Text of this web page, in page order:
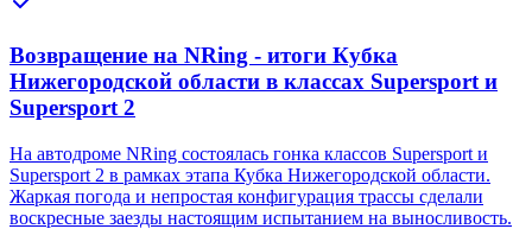
Возвращение на NRing - итоги Кубка
Нижегородской области в классах Supersport и
Supersport 2
На автодроме NRing состоялась гонка классов Supersport и
Supersport 2 в рамках этапа Кубка Нижегородской области.
Жаркая погода и непростая конфигурация трассы сделали
воскресные заезды настоящим испытанием на выносливость.